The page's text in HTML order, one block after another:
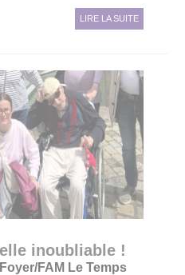
LIRE LA SUITE
inoubliable !
Foyer/FAM Le Temps